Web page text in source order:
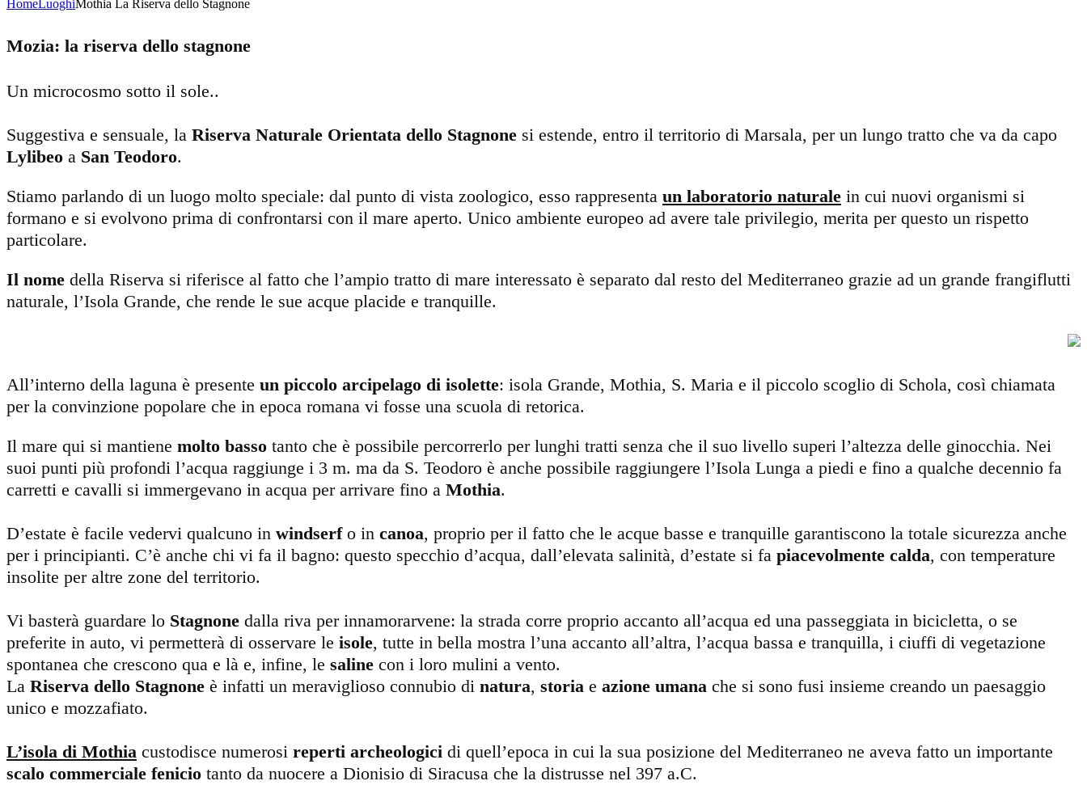
Home LuoghiMothia La Riserva dello Stagnone
Mozia: la riserva dello stagnone
Un microcosmo sotto il sole..
Suggestiva e sensuale, la Riserva Naturale Orientata dello Stagnone si estende, entro il territorio di Marsala, per un lungo tratto che va da capo
Lylibeo a San Teodoro.
Stiamo parlando di un luogo molto speciale: dal punto di vista zoologico, esso rappresenta un laboratorio naturale in cui nuovi organismi si
formano e si evolvono prima di confrontarsi con il mare aperto. Unico ambiente europeo ad avere tale privilegio, merita per questo un rispetto
particolare.
Il nome della Riserva si riferisce al fatto che l’ampio tratto di mare interessato è separato dal resto del Mediterraneo grazie ad un grande frangiflutti
naturale, l’Isola Grande, che rende le sue acque placide e tranquille.
All’interno della laguna è presente un piccolo arcipelago di isolette: isola Grande, Mothia, S. Maria e il piccolo scoglio di Schola, così chiamata
per la convinzione popolare che in epoca romana vi fosse una scuola di retorica.
Il mare qui si mantiene molto basso tanto che è possibile percorrerlo per lunghi tratti senza che il suo livello superi l’altezza delle ginocchia. Nei
suoi punti più profondi l’acqua raggiunge i 3 m. ma da S. Teodoro è anche possibile raggiungere l’Isola Lunga a piedi e fino a qualche decennio fa
carretti e cavalli si immergevano in acqua per arrivare fino a Mothia.
D’estate è facile vedervi qualcuno in windserf o in canoa, proprio per il fatto che le acque basse e tranquille garantiscono la totale sicurezza anche
per i principianti. C’è anche chi vi fa il bagno: questo specchio d’acqua, dall’elevata salinità, d’estate si fa piacevolmente calda, con temperature
insolite per altre zone del territorio.
Vi basterà guardare lo Stagnone dalla riva per innamorarvene: la strada corre proprio accanto all’acqua ed una passeggiata in bicicletta, o se
preferite in auto, vi permetterà di osservare le isole, tutte in bella mostra l’una accanto all’altra, l’acqua bassa e tranquilla, i ciuffi di vegetazione
spontanea che crescono qua e là e, infine, le saline con i loro mulini a vento.
La Riserva dello Stagnone è infatti un meraviglioso connubio di natura, storia e azione umana che si sono fusi insieme creando un paesaggio
unico e mozzafiato.
L’isola di Mothia custodisce numerosi reperti archeologici di quell’epoca in cui la sua posizione del Mediterraneo ne aveva fatto un importante
scalo commerciale fenicio tanto da nuocere a Dionisio di Siracusa che la distrusse nel 397 a.C.